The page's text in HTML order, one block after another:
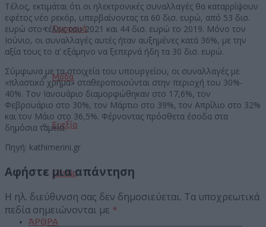
Ομορφιά
Μόδα
Ευεξία
Gossip
ΆΡΘΡΑ
Τέλος, εκτιμάται ότι οι ηλεκτρονικές συναλλαγές θα καταρρίψουν
εφέτος νέο ρεκόρ, υπερβαίνοντας τα 60 δισ. ευρώ, από 53 δισ.
ευρώ στο τέλος του 2021 και 44 δισ. ευρώ το 2019. Μόνο τον
Ιούνιο, οι συναλλαγές αυτές ήταν αυξημένες κατά 36%, με την
αξία τους το α’ εξάμηνο να ξεπερνά ήδη τα 30 δισ. ευρώ.
Σύμφωνα με τα στοιχεία του υπουργείου, οι συναλλαγές με
«πλαστικό χρήμα» σταθεροποιούνται στην περιοχή του 30%-
40%. Τον Ιανουάριο διαμορφώθηκαν στο 17,6%, τον
Φεβρουάριο στο 30%, τον Μάρτιο στο 39%, τον Απρίλιο στο 32%
και τον Μάιο στο 36,5%. Φέρνοντας πρόσθετα έσοδα στα
δημόσια ταμεία.
Πηγή: kathimerini.gr
Αφήστε μια απάντηση
Η ηλ. διεύθυνση σας δεν δημοσιεύεται. Τα υποχρεωτικά
πεδία σημειώνονται με *